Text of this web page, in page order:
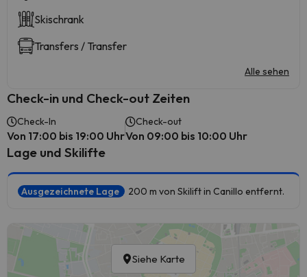
Skischrank
Transfers / Transfer
Alle sehen
Check-in und Check-out Zeiten
Check-In
Von 17:00 bis 19:00 Uhr
Check-out
Von 09:00 bis 10:00 Uhr
Lage und Skilifte
Ausgezeichnete Lage 200 m von Skilift in Canillo entfernt.
Siehe Karte